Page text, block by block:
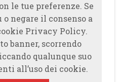
le tue preferenze. Se
negare il consenso a
Privacy Policy.
banner, scorrendo
qualunque suo
all’uso dei cookie.